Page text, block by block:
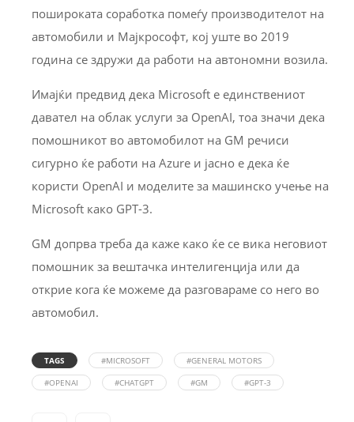
пошироката соработка помеѓу производителот на
автомобили и Мајкрософт, кој уште во 2019
година се здружи да работи на автономни возила.
Имајќи предвид дека Microsoft е единствениот
давател на облак услуги за OpenAI, тоа значи дека
помошникот во автомобилот на GM речиси
сигурно ќе работи на Azure и јасно е дека ќе
користи OpenAI и моделите за машинско учење на
Microsoft како GPT-3.
GM допрва треба да каже како ќе се вика неговиот
помошник за вештачка интелигенција или да
открие кога ќе можеме да разговараме со него во
автомобил.
TAGS #MICROSOFT
#GENERAL MOTORS
#OPENAI
#CHATGPT #GM #GPT-3